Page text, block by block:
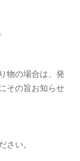
物の場合は、発
その旨お知らせ
さい。